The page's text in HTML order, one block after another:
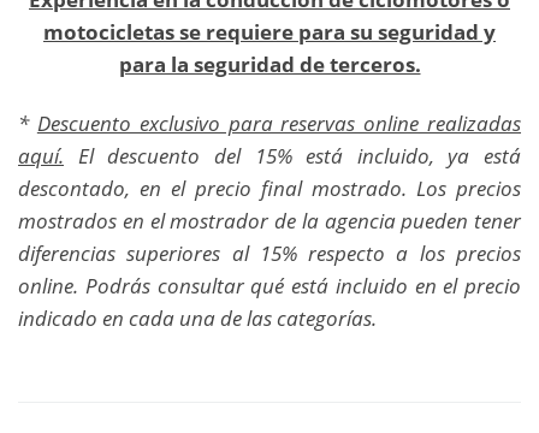
motocicletas se requiere para su seguridad y
para la seguridad de terceros.
* Descuento exclusivo para reservas online realizadas
aquí. El descuento del 15% está incluido, ya está
descontado, en el precio final mostrado. Los precios
mostrados en el mostrador de la agencia pueden tener
diferencias superiores al 15% respecto a los precios
online. Podrás consultar qué está incluido en el precio
indicado en cada una de las categorías.